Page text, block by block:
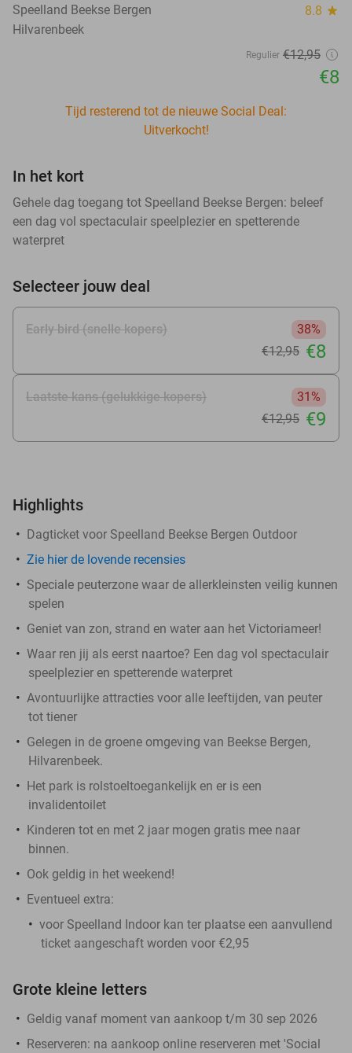
Speelland Beekse Bergen 8.8 star
Hilvarenbeek
Regulier €12,95
€8
Tijd resterend tot de nieuwe Social Deal:
Uitverkocht!
In het kort
Gehele dag toegang tot Speelland Beekse Bergen: beleef
een dag vol spectaculair speelplezier en spetterende
waterpret
Selecteer jouw deal
Early bird (snelle kopers)
38%
€12,95 €8
Laatste kans (gelukkige kopers)
31%
€12,95 €9
Highlights
Dagticket voor Speelland Beekse Bergen Outdoor
Zie hier de lovende recensies
Speciale peuterzone waar de allerkleinsten veilig kunnen
spelen
Geniet van zon, strand en water aan het Victoriameer!
Waar ren jij als eerst naartoe? Een dag vol spectaculair
speelplezier en spetterende waterpret
Avontuurlijke attracties voor alle leeftijden, van peuter
tot tiener
Gelegen in de groene omgeving van Beekse Bergen,
Hilvarenbeek.
Het park is rolstoeltoegankelijk en er is een
invalidentoilet
Kinderen tot en met 2 jaar mogen gratis mee naar
binnen.
Ook geldig in het weekend!
Eventueel extra:
voor Speelland Indoor kan ter plaatse een aanvullend
ticket aangeschaft worden voor €2,95
Grote kleine letters
Geldig vanaf moment van aankoop t/m 30 sep 2026
Reserveren: na aankoop online reserveren met 'Social